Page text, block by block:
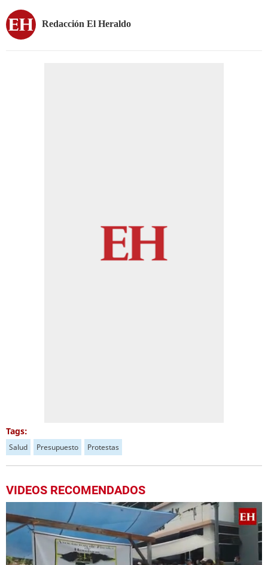
Redacción El Heraldo
Tags:
Salud Presupuesto Protestas
VIDEOS RECOMENDADOS